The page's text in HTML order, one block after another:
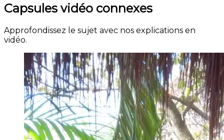
Capsules vidéo connexes
Approfondissez le sujet avec nos explications en
vidéo.